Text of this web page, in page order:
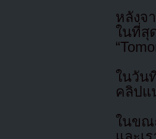
หลังจ
ในที่สุ
ในวัน
คลิปแ
ในขณ